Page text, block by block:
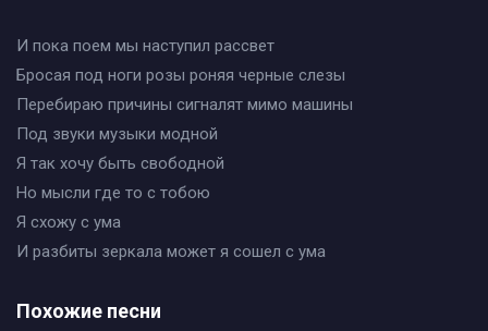
И пока поем мы наступил рассвет
Бросая под ноги розы роняя черные слезы
Перебираю причины сигналят мимо машины
Под звуки музыки модной
Я так хочу быть свободной
Но мысли где то с тобою
Я схожу с ума
И разбиты зеркала может я сошел с ума
Похожие песни